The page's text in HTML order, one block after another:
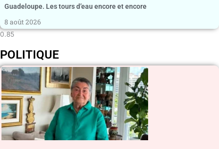
Guadeloupe. Les tours d’eau encore et encore
8 août 2026
POLITIQUE